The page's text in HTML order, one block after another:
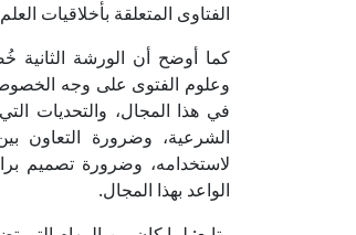
الفتاوى المتعلقة بأخلاقيات
كما أوضح أن الورشة
وعلوم الفتوى على وجه
في هذا المجال، والتحديات
الشرعية، وضرورة التعاون
لاستخدامه، وضرورة تصميم
الواعد بهذا المجال.